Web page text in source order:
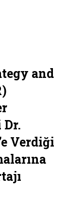
and
Dr.
Verdiği